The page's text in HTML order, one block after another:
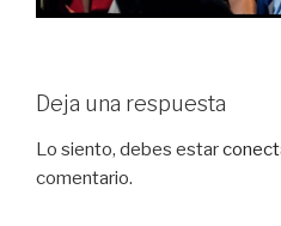
Deja una respuesta
Lo siento, debes estar
comentario.